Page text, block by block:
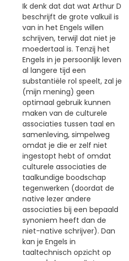
Ik denk dat dat wat Arthur D
beschrijft de grote valkuil is
van in het Engels willen
schrijven, terwijl dat niet je
moedertaal is. Tenzij het
Engels in je persoonlijk leven
al langere tijd een
substantiële rol speelt, zal je
(mijn mening) geen
optimaal gebruik kunnen
maken van de culturele
associaties tussen taal en
samenleving, simpelweg
omdat je die er zelf niet
ingestopt hebt of omdat
culturele associaties de
taalkundige boodschap
tegenwerken (doordat de
native lezer andere
associaties bij een bepaald
synoniem heeft dan de
niet-native schrijver). Dan
kan je Engels in
taaltechnisch opzicht op